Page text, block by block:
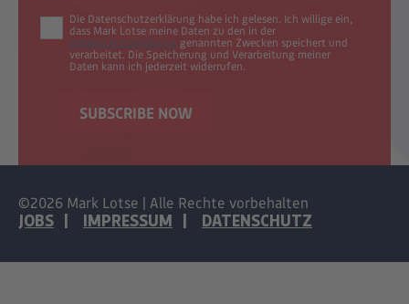
Die Datenschutzerklärung habe ich gelesen. Ich willige ein,
dass Mark Lotse meine Daten zu den in der
Datenschutzerklärung genannten Zwecken speichert und
verarbeitet. Die Speicherung und Verarbeitung meiner
Daten kann ich jederzeit widerrufen.
©2026 Mark Lotse | Alle Rechte vorbehalten
JOBS IMPRESSUM DATENSCHUTZ